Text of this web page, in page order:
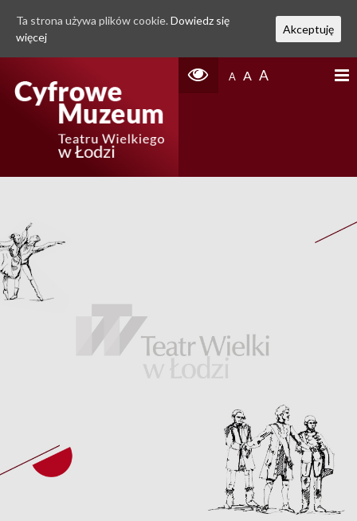
A A A
Ta strona używa plików cookie. Dowiedz się
więcej
Akceptuję